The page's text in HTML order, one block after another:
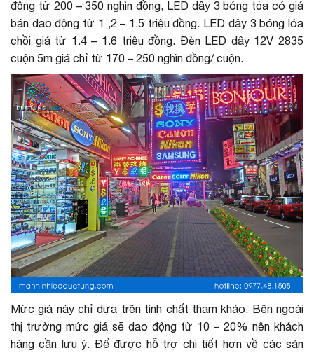
động từ 200 – 350 nghìn đồng, LED dây 3 bóng tỏa có giá
bán dao động từ 1 ,2 – 1.5 triệu đồng. LED dây 3 bóng lóa
chồi giá từ 1.4 – 1.6 triệu đồng. Đèn LED dây 12V 2835
cuộn 5m giá chỉ từ 170 – 250 nghìn đồng/ cuộn.
Mức giá này chỉ dựa trên tính chất tham khảo. Bên ngoài
thị trường mức giá sẽ dao động từ 10 – 20% nên khách
hàng cần lưu ý. Để được hỗ trợ chi tiết hơn về các sản